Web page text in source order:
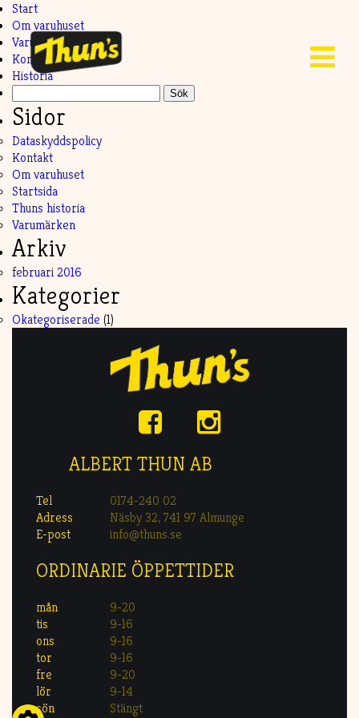
Start
Om varuhuset
Varumärken
Kontakt
Historia
efter:
Sidor
Dataskyddspolicy
Kontakt
Om varuhuset
Startsida
Thuns historia
Varumärken
Arkiv
februari 2016
Kategorier
Okategoriserade (1)
ALBERT THUN AB
Tel
0174-240 02
Adress
Näsby 32, 741 97 Almunge
E-post
info@thuns.se
ORDINARIE ÖPPETTIDER
mån
9-20
tis
9-16
ons
9-16
tor
9-16
fre
9-20
lör
9-14
sön
Stängt